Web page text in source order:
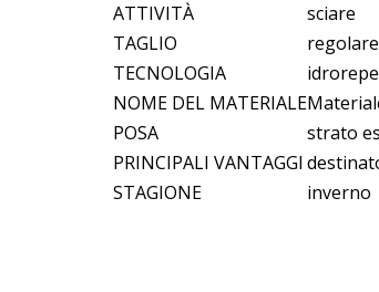
ATTIVITÀ
sciare
TAGLIO
regolare
TECNOLOGIA
NOME DEL MATERIALE
POSA
strato
PRINCIPALI VANTAGGI
STAGIONE
inverno